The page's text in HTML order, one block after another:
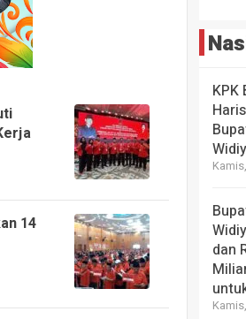
14
KPK
dan